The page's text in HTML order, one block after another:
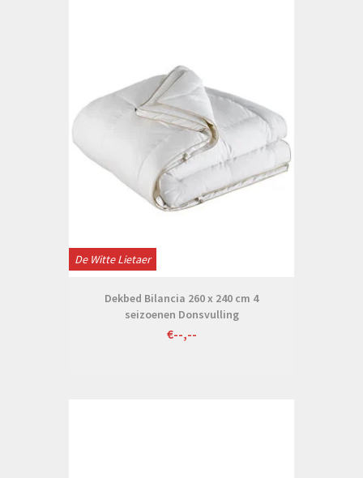
De Witte Lietaer
Dekbed Bilancia 260 x 240 cm 4
seizoenen Donsvulling
€--,--